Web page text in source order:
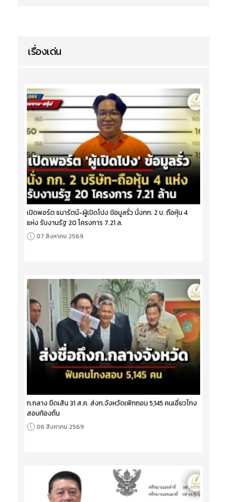
เรื่องเด่น
เปิดพอร์ต ธนารัตน์-ผู้เปิดโปง ข้อมูลรั่ว นั่งกก. 2 บ. ถือหุ้น 4
แห่ง รับงานรัฐ 20 โครงการ 7.21 ล.
07 สิงหาคม 2569
ก.กลาง ขีดเส้น 31 ส.ค. ส่งก.จังหวัดเพิกถอน 5,145 คนเอี่ยวโกง
สอบท้องถิ่น
06 สิงหาคม 2569